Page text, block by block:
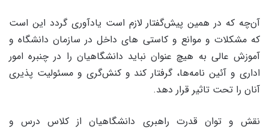
آن‌چه که در همین پیش‌گفتار لازم است یادآوری گردد این است
که مشکلات و موانع و کاستی های داخل در سازمان دانشگاه و
آموزش عالی به هیچ عنوان نباید دانشگاهیان را در چنبره امور
اداری و آئین نامه‌ها، گرفتار کند و کنش‌گری و مسئولیت پذیری
آنان را تحت تاثیر قرار دهد.
نقش و توان قدرت راهبری دانشگاهیان از کلاس درس و